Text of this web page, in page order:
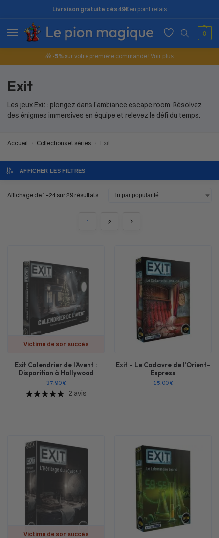
Livraison gratuite dès 49€ en point relais
0
🎁 -5% sur votre première commande ! Voir plus
Exit
Les jeux Exit : plongez dans l’ambiance escape room. Résolvez
des énigmes immersives en équipe et relevez le défi du temps.
Accueil Collections et séries Exit
AFFICHER LES FILTRES
Affichage de 1–24 sur 29 résultats
1 2
Victime de son succès
Exit Calendrier de l’Avent :
Disparition à Hollywood
37,90€
2 avis
Exit – Le Cadavre de l’Orient-
Express
15,00€
Victime de son succès